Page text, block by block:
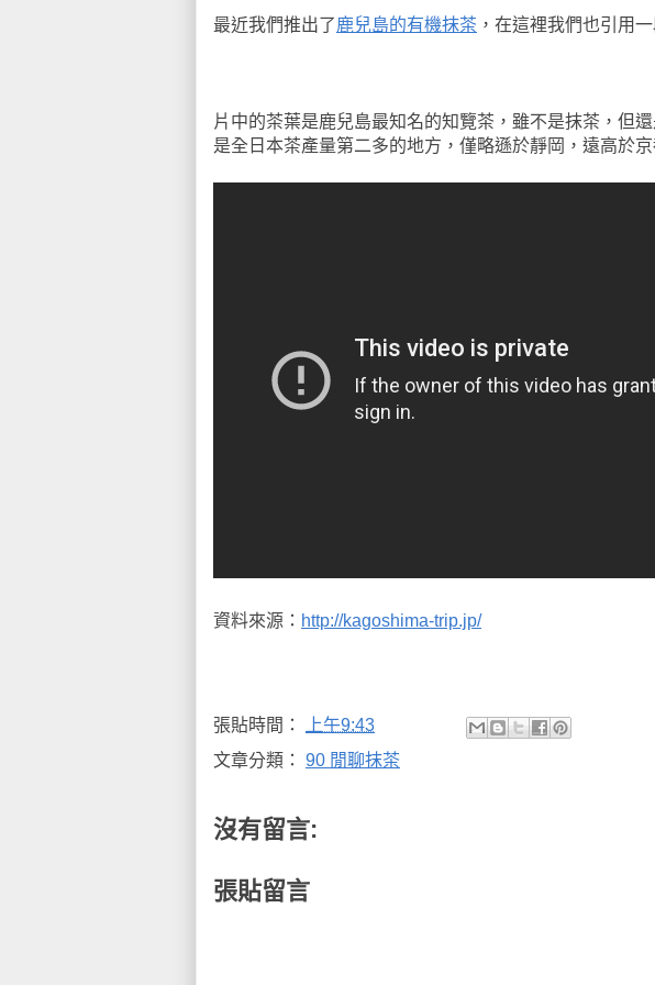
最近我們推出了鹿兒島的有機抹茶 ，在這裡我們也引用
片中的茶葉是鹿兒島最知名的知覽茶，雖不是抹茶，但
是全日本茶產量第二多的地方，僅略遜於靜岡，遠高於京
資料來源： http://kagoshima-trip.jp/
張貼時間：
上午9:43
文章分類： 90 閒聊抹茶
沒有留言:
張貼留言